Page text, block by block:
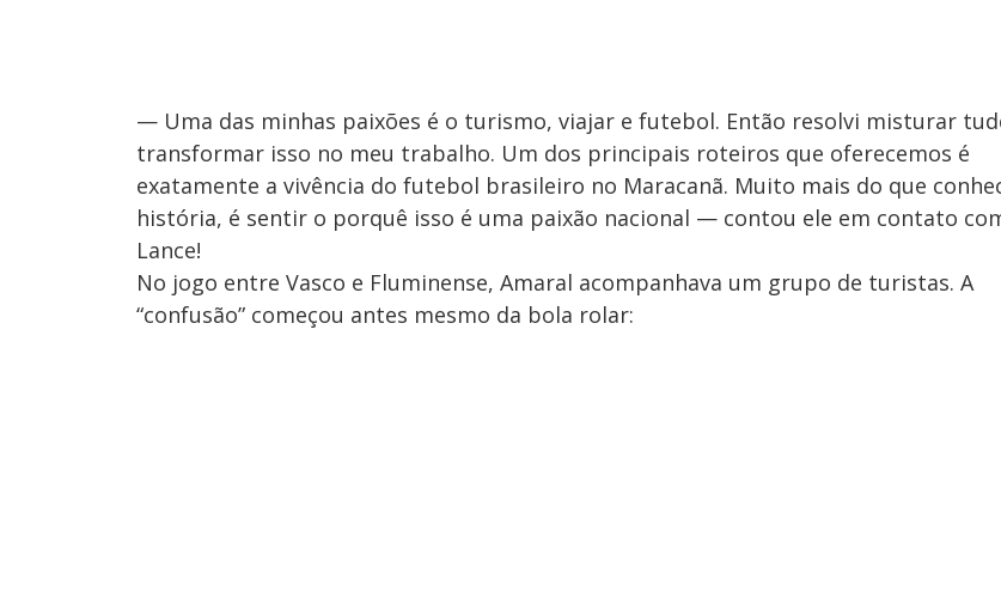
— Uma das minhas paixões é o turismo, viajar e futebol. Então resolvi misturar
transformar isso no meu trabalho. Um dos principais roteiros que oferecemos é
exatamente a vivência do futebol brasileiro no Maracanã. Muito mais do que
história, é sentir o porquê isso é uma paixão nacional — contou ele em contato
Lance!
No jogo entre Vasco e Fluminense, Amaral acompanhava um grupo de turistas. A
“confusão” começou antes mesmo da bola rolar: